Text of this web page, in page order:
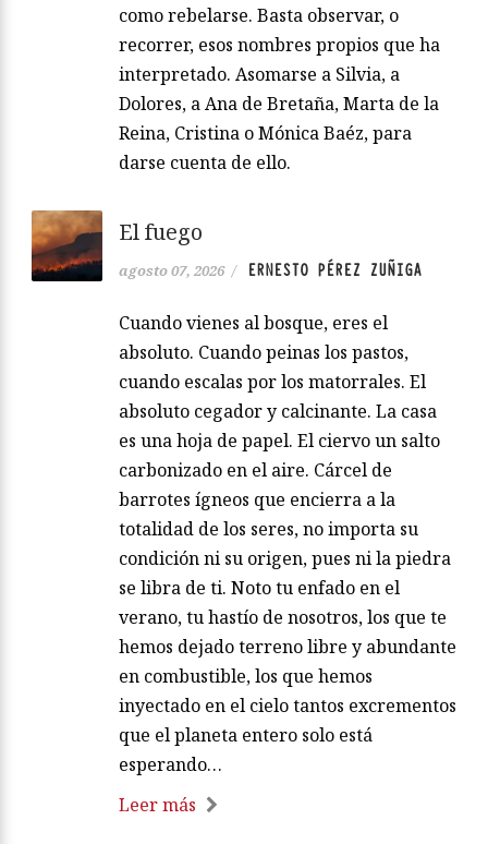
como rebelarse. Basta observar, o
recorrer, esos nombres propios que ha
interpretado. Asomarse a Silvia, a
Dolores, a Ana de Bretaña, Marta de la
Reina, Cristina o Mónica Baéz, para
darse cuenta de ello.
El fuego
agosto 07, 2026 / ERNESTO PÉREZ ZUÑIGA
Cuando vienes al bosque, eres el
absoluto. Cuando peinas los pastos,
cuando escalas por los matorrales. El
absoluto cegador y calcinante. La casa
es una hoja de papel. El ciervo un salto
carbonizado en el aire. Cárcel de
barrotes ígneos que encierra a la
totalidad de los seres, no importa su
condición ni su origen, pues ni la piedra
se libra de ti. Noto tu enfado en el
verano, tu hastío de nosotros, los que te
hemos dejado terreno libre y abundante
en combustible, los que hemos
inyectado en el cielo tantos excrementos
que el planeta entero solo está
esperando…
Leer más